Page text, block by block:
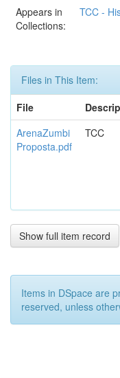
Appears in
Collections:
TCC -
Files in This Item:
File
ArenaZumbi
Proposta.pdf
TCC
Show full item record
Items in DSpace are
reserved, unless